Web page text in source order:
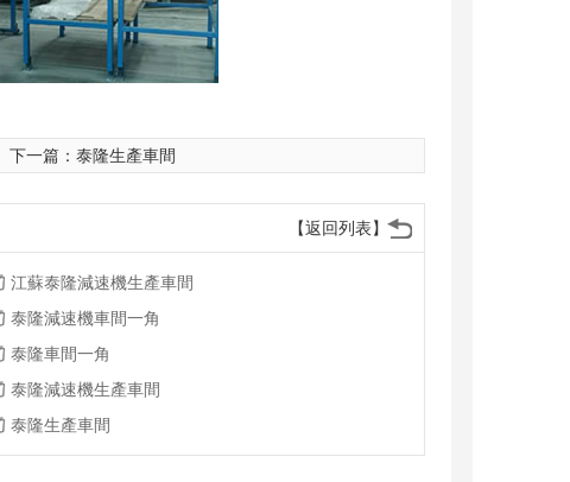
下一篇： 泰隆生產車間
【返回列表】
江蘇泰隆減速機生產車間
泰隆減速機車間一角
泰隆車間一角
泰隆減速機生產車間
泰隆生產車間